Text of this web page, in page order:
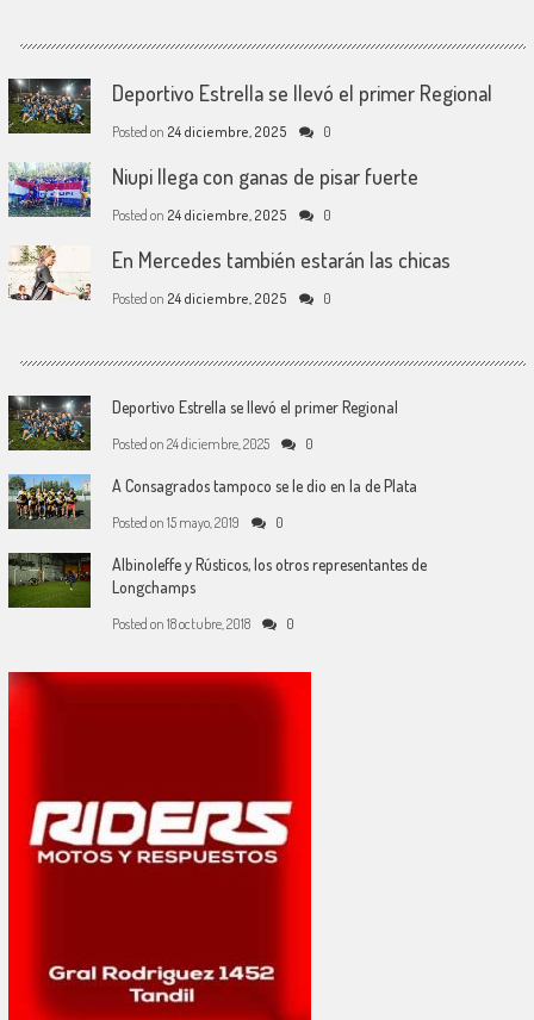
Deportivo Estrella se llevó el primer Regional
Posted on 24 diciembre, 2025 0
Niupi llega con ganas de pisar fuerte
Posted on 24 diciembre, 2025 0
En Mercedes también estarán las chicas
Posted on 24 diciembre, 2025 0
Deportivo Estrella se llevó el primer Regional
Posted on 24 diciembre, 2025 0
A Consagrados tampoco se le dio en la de Plata
Posted on 15 mayo, 2019 0
Albinoleffe y Rústicos, los otros representantes de
Longchamps
Posted on 18 octubre, 2018 0